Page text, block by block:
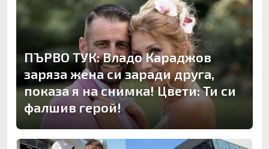
ПЪРВО ТУК: Владо Караджов
заряза жена си заради друга,
показа я на снимка! Цвети: Ти си
фалшив герой!